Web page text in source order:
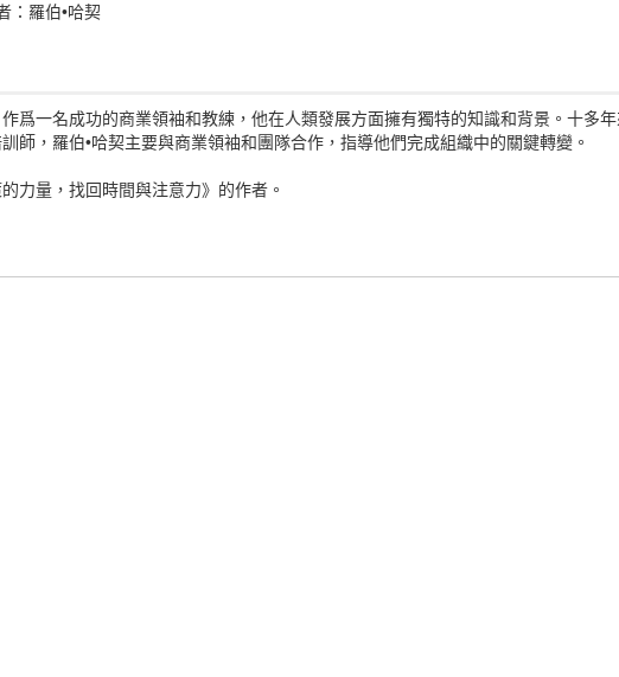
：羅伯•哈契
爲一名成功的商業領袖和教練，他在人類發展方面擁有獨特的知識和背景。十多
師，羅伯•哈契主要與商業領袖和團隊合作，指導他們完成組織中的關鍵轉變。
力量，找回時間與注意力》的作者。